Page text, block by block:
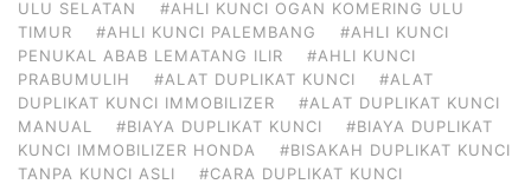
ULU SELATAN
#AHLI KUNCI OGAN KOMERING ULU
TIMUR
#AHLI KUNCI PALEMBANG
#AHLI KUNCI
PENUKAL ABAB LEMATANG ILIR
#AHLI KUNCI
PRABUMULIH
#ALAT DUPLIKAT KUNCI
#ALAT
DUPLIKAT KUNCI IMMOBILIZER
#ALAT DUPLIKAT KUNCI
MANUAL
#BIAYA DUPLIKAT KUNCI
#BIAYA DUPLIKAT
KUNCI IMMOBILIZER HONDA
#BISAKAH DUPLIKAT KUNCI
TANPA KUNCI ASLI
#CARA DUPLIKAT KUNCI